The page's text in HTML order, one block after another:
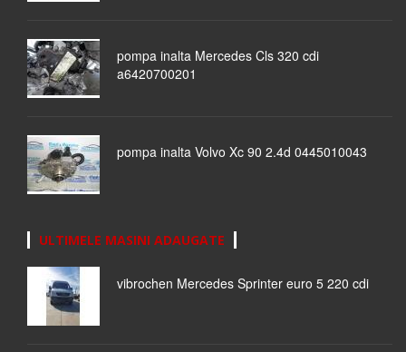
pompa inalta Mercedes Cls 320 cdi
a6420700201
pompa inalta Volvo Xc 90 2.4d 0445010043
ULTIMELE MASINI ADAUGATE
vibrochen Mercedes Sprinter euro 5 220 cdi